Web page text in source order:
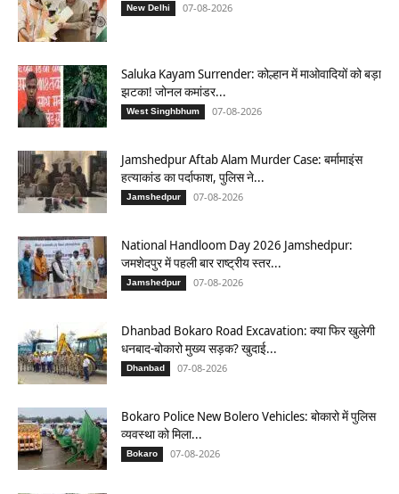
New Delhi 07-08-2026
Saluka Kayam Surrender: कोल्हान में माओवादियों को बड़ा
झटका! जोनल कमांडर...
West Singhbhum 07-08-2026
Jamshedpur Aftab Alam Murder Case: बर्मामाइंस
हत्याकांड का पर्दाफाश, पुलिस ने...
Jamshedpur 07-08-2026
National Handloom Day 2026 Jamshedpur:
जमशेदपुर में पहली बार राष्ट्रीय स्तर...
Jamshedpur 07-08-2026
Dhanbad Bokaro Road Excavation: क्या फिर खुलेगी
धनबाद-बोकारो मुख्य सड़क? खुदाई...
Dhanbad 07-08-2026
Bokaro Police New Bolero Vehicles: बोकारो में पुलिस
व्यवस्था को मिला...
Bokaro 07-08-2026